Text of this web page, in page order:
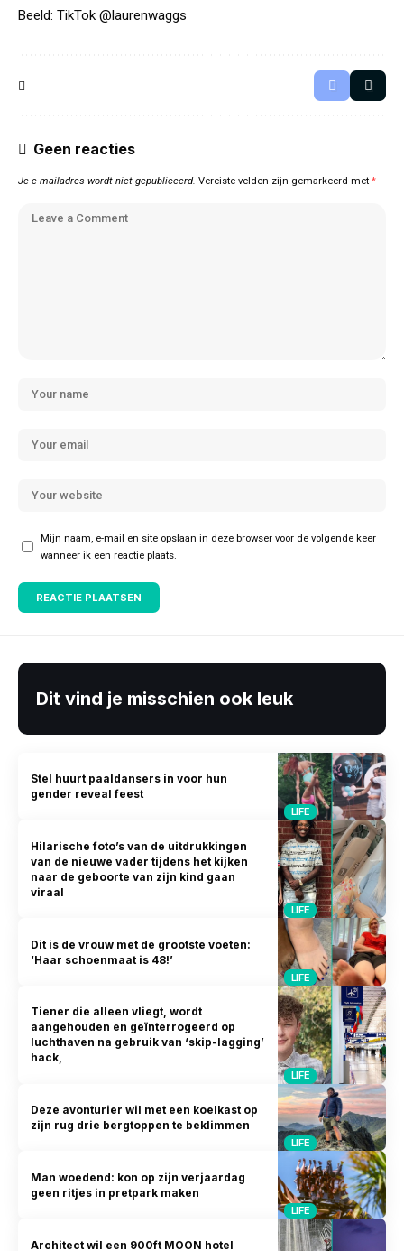
Beeld: TikTok @laurenwaggs
Geen reacties
Je e-mailadres wordt niet gepubliceerd. Vereiste velden zijn gemarkeerd met *
Mijn naam, e-mail en site opslaan in deze browser voor de volgende keer
wanneer ik een reactie plaats.
Dit vind je misschien ook leuk
LIFE
Stel huurt paaldansers in voor hun
gender reveal feest
LIFE
Hilarische foto’s van de uitdrukkingen
van de nieuwe vader tijdens het kijken
naar de geboorte van zijn kind gaan
viraal
LIFE
Dit is de vrouw met de grootste voeten:
‘Haar schoenmaat is 48!’
LIFE
Tiener die alleen vliegt, wordt
aangehouden en geïnterrogeerd op
luchthaven na gebruik van ‘skip-lagging’
hack,
LIFE
Deze avonturier wil met een koelkast op
zijn rug drie bergtoppen te beklimmen
LIFE
Man woedend: kon op zijn verjaardag
geen ritjes in pretpark maken
Architect wil een 900ft MOON hotel